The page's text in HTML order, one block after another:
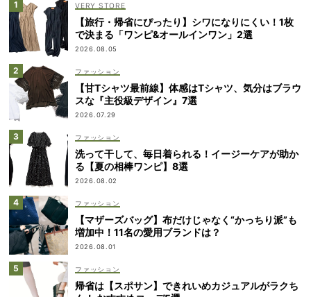
VERY STORE
【旅行・帰省にぴったり】シワになりにくい！1枚
で決まる「ワンピ&オールインワン」2選
2026.08.05
ファッション
【甘Tシャツ最前線】体感はTシャツ、気分はブラウ
スな『主役級デザイン』7選
2026.07.29
ファッション
洗って干して、毎日着られる！イージーケアが助か
る【夏の相棒ワンピ】8選
2026.08.02
ファッション
【マザーズバッグ】布だけじゃなく“かっちり派”も
増加中！11名の愛用ブランドは？
2026.08.01
ファッション
帰省は【スポサン】できれいめカジュアルがラクち